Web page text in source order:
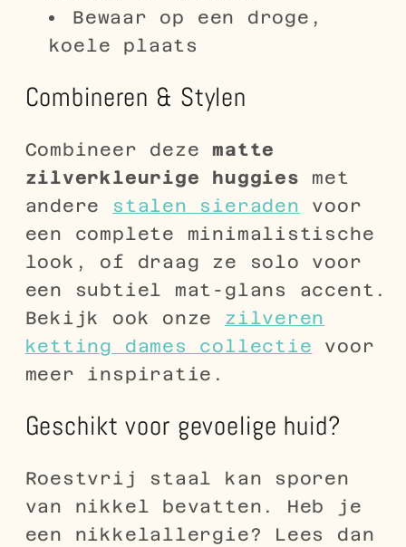
Bewaar op een droge,
koele plaats
Combineren & Stylen
Combineer dezematte
zilverkleurige huggies met
andere stalen sieraden voor
een complete minimalistische
look, of draag ze solo voor
een subtiel mat-glans accent.
Bekijk ook onze zilveren
ketting dames collectie voor
meer inspiratie.
Geschikt voor gevoelige huid?
Roestvrij staal kan sporen
van nikkel bevatten. Heb je
een nikkelallergie? Lees dan